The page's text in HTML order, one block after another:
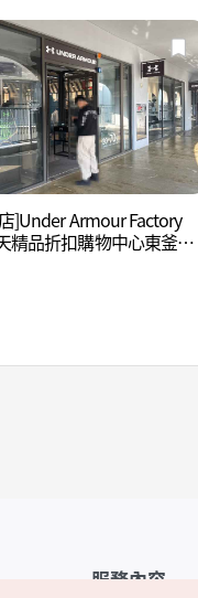
]Under Armour Factory
精品折扣購物中心東釜山
동부산점)
服務內容